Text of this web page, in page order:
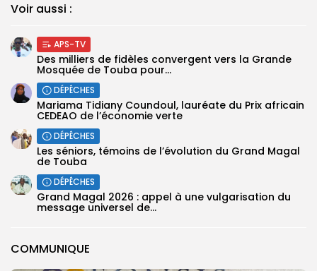
COMMUNIQUE
Voir aussi :
APS-TV
Des milliers de fidèles convergent vers la Grande
Mosquée de Touba pour...
DÉPÊCHES
Mariama Tidiany Coundoul, lauréate du Prix africain
CEDEAO de l’économie verte
DÉPÊCHES
Les séniors, témoins de l’évolution du Grand Magal
de Touba
DÉPÊCHES
Grand Magal 2026 : appel à une vulgarisation du
message universel de...